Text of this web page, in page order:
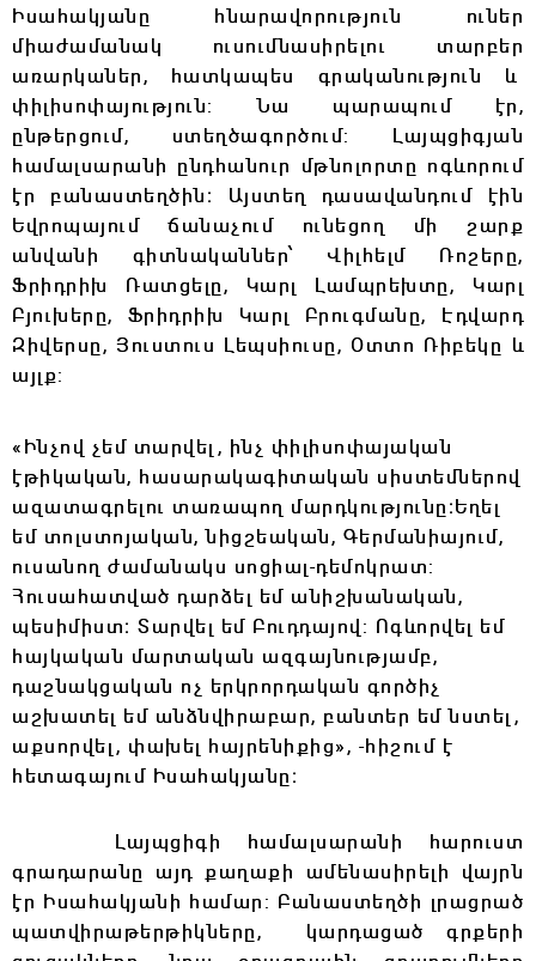
Իսահակյանը հնարավորություն ուներ
միաժամանակ ուսումնասիրելու տարբեր
առարկաներ, հատկապես գրականություն և
փիլիսոփայություն: Նա պարապում էր,
ընթերցում, ստեղծագործում: Լայպցիգյան
համալսարանի ընդհանուր մթնոլորտը ոգևորում
էր բանաստեղծին։ Այստեղ դասավանդում էին
Եվրոպայում ճանաչում ունեցող մի շարք
անվանի գիտնականներ՝ Վիլհելմ Ռոշերը,
Ֆրիդրիխ Ռատցելը, Կարլ Լամպրեխտը, Կարլ
Բյուխերը, Ֆրիդրիխ Կարլ Բրուգմանը, Էդվարդ
Զիվերսը, Յուստուս Լեպսիուսը, Օտտո Ռիբեկը և
այլք:
«Ինչով չեմ տարվել, ինչ փիլիսոփայական
էթիկական, հասարակագիտական սիստեմներով
ազատագրելու տառապող մարդկությունը։Եղել
եմ տոլստոյական, նիցշեական, Գերմանիայում,
ուսանող ժամանակս սոցիալ-դեմոկրատ:
Հուսահատված դարձել եմ անիշխանական,
պեսիմիստ։ Տարվել եմ Բուդդայով: Ոգևորվել եմ
հայկական մարտական ազգայնությամբ,
դաշնակցական ոչ երկրորդական գործիչ
աշխատել եմ անձնվիրաբար, բանտեր եմ նստել,
աքսորվել, փախել հայրենիքից», -հիշում է
հետագայում Իսահակյանը։
Լայպցիգի համալսարանի հարուստ
գրադարանը այդ քաղաքի ամենասիրելի վայրն
էր Իսահակյանի համար: Բանաստեղծի լրացրած
պատվիրաթերթիկները,
կարդացած գրքերի